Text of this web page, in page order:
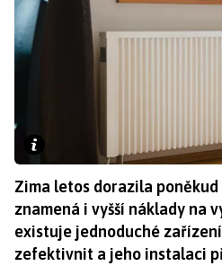
Zima letos dorazila
znamená i vyšší náklady na
existuje jednoduché
zefektivnit a jeho instalaci